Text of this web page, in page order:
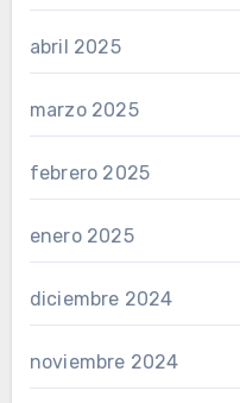
abril 2025
marzo 2025
febrero 2025
enero 2025
diciembre 2024
noviembre 2024